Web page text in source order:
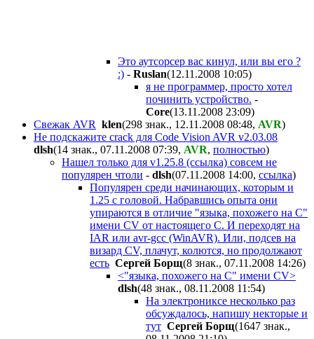
Это аутсорсер вас кинул, или вы его ?
:) - Ruslan(12.11.2008 10:05)
я не программер, просто хотел
починить устройство. -
Core(13.11.2008 23:09)
Свежак AVR klen(298 знак., 12.11.2008 08:48, AVR)
Не подскажите crack для Code Vision AVR v2.03.08
dlsh(14 знак., 07.11.2008 07:39, AVR, полностью)
Нашел только для v1.25.8 (ссылка) совсем не
популярен чтоли - dlsh(07.11.2008 14:00, ссылка)
Популярен среди начинающих, которым и
1.25 с головой. Набравшись опыта они
упираются в отличие "языка, похожего на С"
имени CV от настоящего С. И переходят на
IAR или avr-gcc (WinAVR). Или, подсев на
визард CV, плачут, колются, но продолжают
есть Сергей Борщ(8 знак., 07.11.2008 14:26)
<"языка, похожего на С" имени CV>
dlsh(48 знак., 08.11.2008 11:54)
На электрониксе несколько раз
обсуждалось, напишу некторые и
тут Сергей Борщ(1647 знак.,